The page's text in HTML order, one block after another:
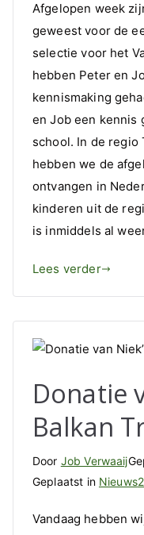
en
januari
2024
Afgelopen week
geweest voor de
selectie voor het
hebben Peter en
kennismaking
en Job een kennis
school. In de regio
hebben we de
ontvangen in
kinderen uit de
is inmiddels al
Lees verder
Donatie
Balkan
Door Job Verwaaij
Geplaatst in Nieuws
Vandaag hebben